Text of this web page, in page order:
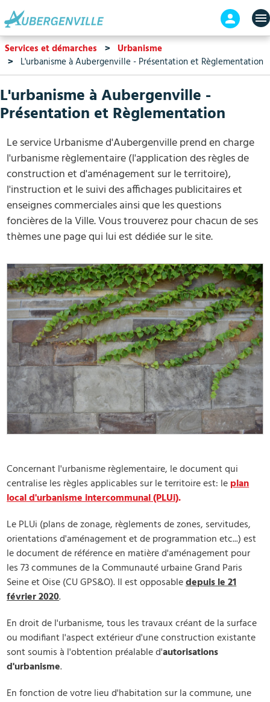
contenu
principal
En-
tête
Services et démarches
Urbanisme
L'urbanisme à Aubergenville - Présentation et Règlementation
L'urbanisme à Aubergenville -
Présentation et Règlementation
Le service Urbanisme d'Aubergenville prend en charge
l'urbanisme règlementaire (l'application des règles de
construction et d'aménagement sur le territoire),
l'instruction et le suivi des affichages publicitaires et
enseignes commerciales ainsi que les questions
foncières de la Ville. Vous trouverez pour chacun de ses
thèmes une page qui lui est dédiée sur le site.
Concernant l'urbanisme règlementaire, le document qui
centralise les règles applicables sur le territoire est: leplan
local d'urbanisme intercommunal (PLUi).
Le PLUi (plans de zonage, règlements de zones, servitudes,
orientations d'aménagement et de programmation etc...) est
le document de référence en matière d'aménagement pour
les 73 communes de la Communauté urbaine Grand Paris
Seine et Oise (CU GPS&O). Il est opposabledepuis le 21
février 2020.
En droit de l'urbanisme, tous les travaux créant de la surface
ou modifiant l'aspect extérieur d'une construction existante
sont soumis à l'obtention préalable d'autorisations
d'urbanisme.
En fonction de votre lieu d'habitation sur la commune, une